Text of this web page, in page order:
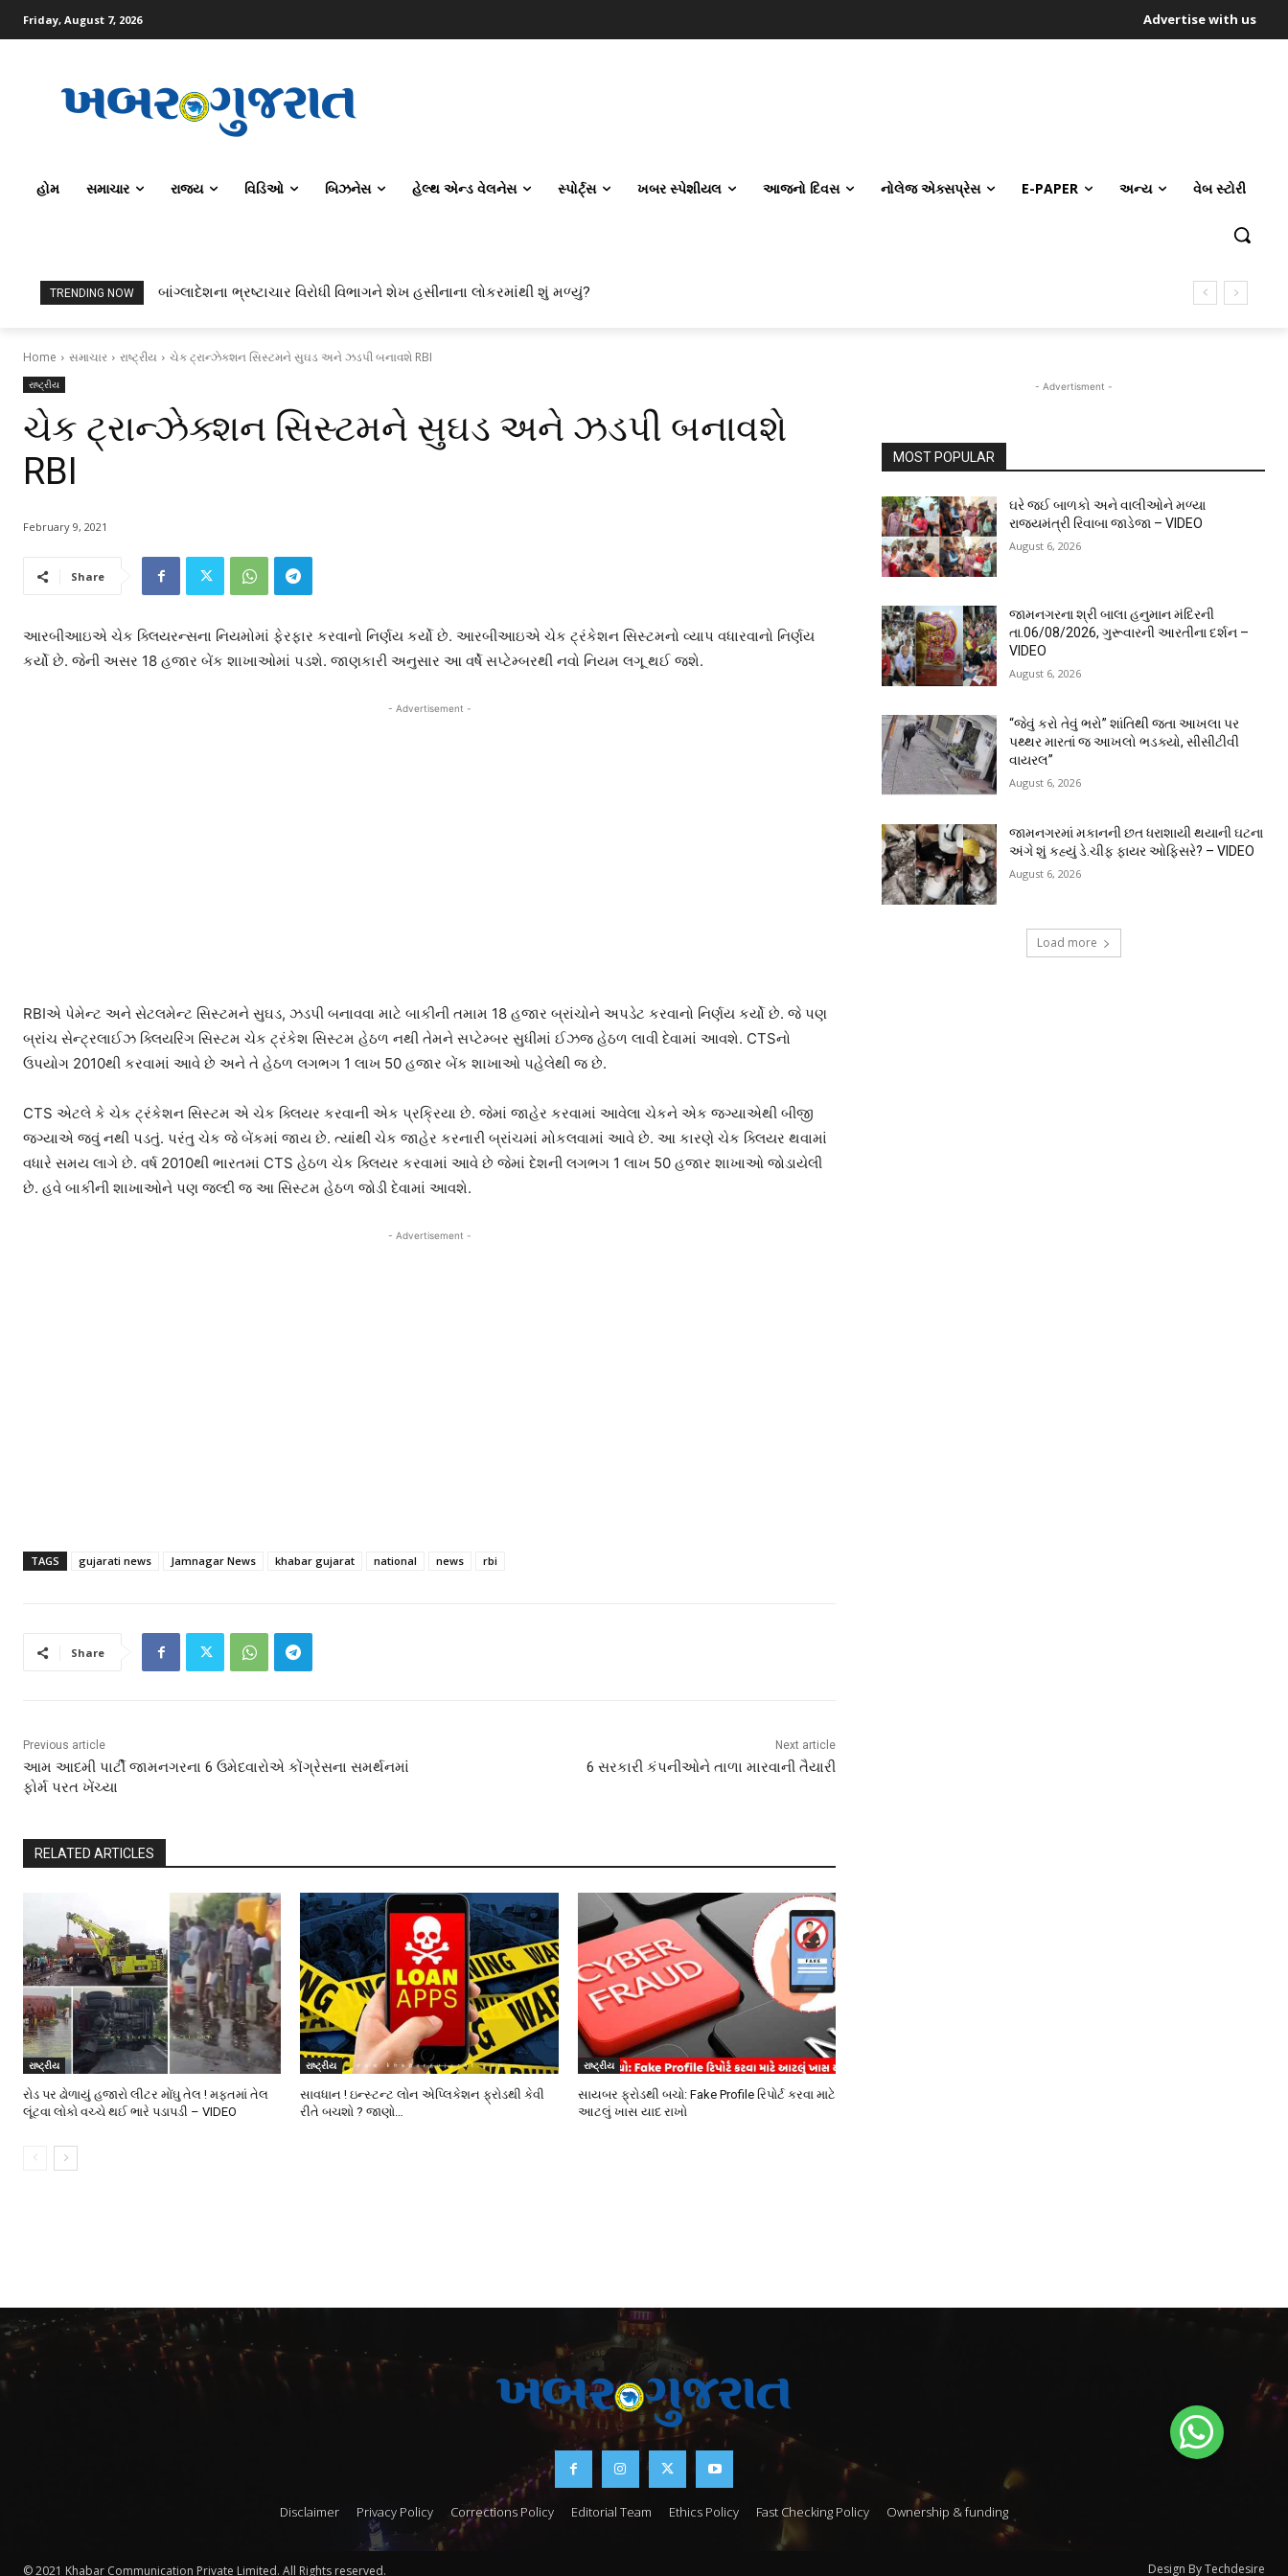
Friday, August 7, 2026 Advertise with us
હોમ સમાચાર રાજ્ય વિડિઓ બિઝનેસ હેલ્થ એન્ડ વેલનેસ સ્પોર્ટ્સ ખબર સ્પેશીયલ આજનો દિવસ નોલેજ એક્સપ્રેસ E-PAPER અન્ય વેબ સ્ટોરી
TRENDING NOW બાંગ્લાદેશના ભ્રષ્ટાચાર વિરોધી વિભાગને શેખ હસીનાના લોકરમાંથી શું મળ્યું?
Home સમાચાર રાષ્ટ્રીય ચેક ટ્રાન્ઝેક્શન સિસ્ટમને સુઘડ અને ઝડપી બનાવશે RBI
રાષ્ટ્રીય
ચેક ટ્રાન્ઝેક્શન સિસ્ટમને સુઘડ અને ઝડપી બનાવશે
RBI
February 9, 2021
Share
આરબીઆઇએ ચેક ક્લિયરન્સના નિયમોમાં ફેરફાર કરવાનો નિર્ણય કર્યો છે. આરબીઆઇએ ચેક ટ્રંકેશન સિસ્ટમનો વ્યાપ વધારવાનો નિર્ણય
કર્યો છે. જેની અસર 18 હજાર બેંક શાખાઓમાં પડશે. જાણકારી અનુસાર આ વર્ષે સપ્ટેમ્બરથી નવો નિયમ લગૂ થઈ જશે.
- Advertisement -
RBIએ પેમેન્ટ અને સેટલમેન્ટ સિસ્ટમને સુઘડ, ઝડપી બનાવવા માટે બાકીની તમામ 18 હજાર બ્રાંચોને અપડેટ કરવાનો નિર્ણય કર્યો છે. જે પણ
બ્રાંચ સેન્ટ્રલાઈઝ ક્લિયરિંગ સિસ્ટમ ચેક ટ્રંકેશ સિસ્ટમ હેઠળ નથી તેમને સપ્ટેમ્બર સુધીમાં ઈઝજ હેઠળ લાવી દેવામાં આવશે. CTSનો
ઉપયોગ 2010થી કરવામાં આવે છે અને તે હેઠળ લગભગ 1 લાખ 50 હજાર બેંક શાખાઓ પહેલેથી જ છે.
CTS એટલે કે ચેક ટ્રંકેશન સિસ્ટમ એ ચેક ક્લિયર કરવાની એક પ્રક્રિયા છે. જેમાં જાહેર કરવામાં આવેલા ચેકને એક જગ્યાએથી બીજી
જગ્યાએ જવું નથી પડતું. પરંતુ ચેક જે બેંકમાં જાય છે. ત્યાંથી ચેક જાહેર કરનારી બ્રાંચમાં મોકલવામાં આવે છે. આ કારણે ચેક ક્લિયર થવામાં
વધારે સમય લાગે છે. વર્ષ 2010થી ભારતમાં CTS હેઠળ ચેક ક્લિયર કરવામાં આવે છે જેમાં દેશની લગભગ 1 લાખ 50 હજાર શાખાઓ જોડાયેલી
છે. હવે બાકીની શાખાઓને પણ જલ્દી જ આ સિસ્ટમ હેઠળ જોડી દેવામાં આવશે.
- Advertisement -
TAGS gujarati news Jamnagar News khabar gujarat national news rbi
Share
Previous article
આમ આદમી પાર્ટી જામનગરના 6 ઉમેદવારોએ કોંગ્રેસના સમર્થનમાં
ફોર્મ પરત ખેંચ્યા
Next article
6 સરકારી કંપનીઓને તાળા મારવાની તૈયારી
RELATED ARTICLES
રાષ્ટ્રીય
રોડ પર ઢોળાયું હજારો લીટર મોંઘુ તેલ ! મફતમાં તેલ
લૂંટવા લોકો વચ્ચે થઈ ભારે પડાપડી – VIDEO
રાષ્ટ્રીય
સાવધાન ! ઇન્સ્ટન્ટ લોન એપ્લિકેશન ફ્રોડથી કેવી
રીતે બચશો ? જાણો…
રાષ્ટ્રીય
સાયબર ફ્રોડથી બચો: Fake Profile રિપોર્ટ કરવા માટે
આટલું ખાસ યાદ રાખો
- Advertisment -
MOST POPULAR
ઘરે જઈ બાળકો અને વાલીઓને મળ્યા
રાજ્યમંત્રી રિવાબા જાડેજા – VIDEO
August 6, 2026
જામનગરના શ્રી બાલા હનુમાન મંદિરની
તા.06/08/2026, ગુરૂવારની આરતીના દર્શન –
VIDEO
August 6, 2026
“જેવું કરો તેવું ભરો” શાંતિથી જતા આખલા પર
પથ્થર મારતાં જ આખલો ભડક્યો, સીસીટીવી
વાયરલ”
August 6, 2026
જામનગરમાં મકાનની છત ધરાશાયી થયાની ઘટના
અંગે શું કહ્યું ડે.ચીફ ફાયર ઓફિસરે? – VIDEO
August 6, 2026
Load more
Disclaimer Privacy Policy Corrections Policy Editorial Team Ethics Policy Fast Checking Policy Ownership & funding
© 2021 Khabar Communication Private Limited. All Rights reserved. Design By Techdesire